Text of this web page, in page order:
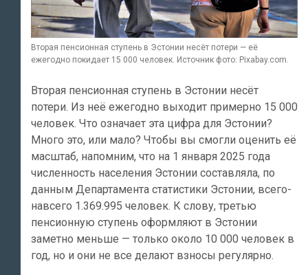
Вторая пенсионная ступень в Эстонии несёт потери — её
ежегодно покидает 15 000 человек. Источник фото: Pixabay.com.
Вторая пенсионная ступень в Эстонии несёт
потери. Из неё ежегодно выходит примерно 15 000
человек. Что означает эта цифра для Эстонии?
Много это, или мало? Чтобы вы смогли оценить её
масштаб, напомним, что на 1 января 2025 года
численность населения Эстонии составляла, по
данным Департамента статистики Эстонии, всего-
навсего 1.369.995 человек. К слову, третью
пенсионную ступень оформляют в Эстонии
заметно меньше — только около 10 000 человек в
год, но и они не все делают взносы регулярно.